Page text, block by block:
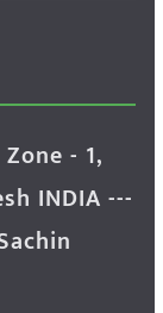
- 1,
INDIA ---